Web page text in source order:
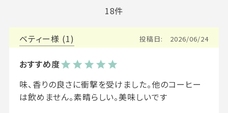
18
ベティー 1 投稿日 2026/06/24
味、香りの良さに衝撃を受けました。他のコーヒー
は飲めません。素晴らしい。美味しいです